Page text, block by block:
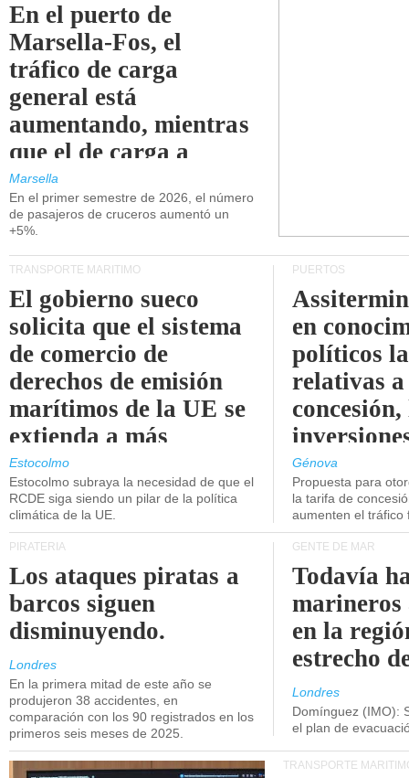
En el puerto de
Marsella-Fos, el
tráfico de carga
general está
aumentando, mientras
que el de carga a
granel está
disminuyendo.
Marsella
En el primer semestre de 2026, el número
de pasajeros de cruceros aumentó un
+5%.
TRANSPORTE MARÍTIMO
El gobierno sueco
solicita que el sistema
de comercio de
derechos de emisión
marítimos de la UE se
extienda a más
buques.
Estocolmo
Estocolmo subraya la necesidad de que el
RCDE siga siendo un pilar de la política
climática de la UE.
PUERTOS
en
políticos
relativas a
concesión,
Génova
Propuesta para
la tarifa de
aumenten el tráfico
PIRATERÍA
Los ataques piratas a
barcos siguen
disminuyendo.
Londres
En la primera mitad de este año se
produjeron 38 accidentes, en
comparación con los 90 registrados en los
primeros seis meses de 2025.
GENTE DE MAR
Todavía
marineros
en la
estrecho
Londres
Domínguez (IMO):
el plan de
TRANSPORTE